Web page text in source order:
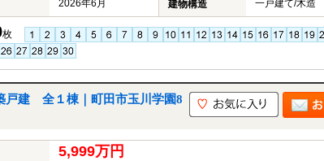
2026年6月 建物構造 一戸建て/木造
枚
建 全１棟｜町田市玉川学園8
5,999万円